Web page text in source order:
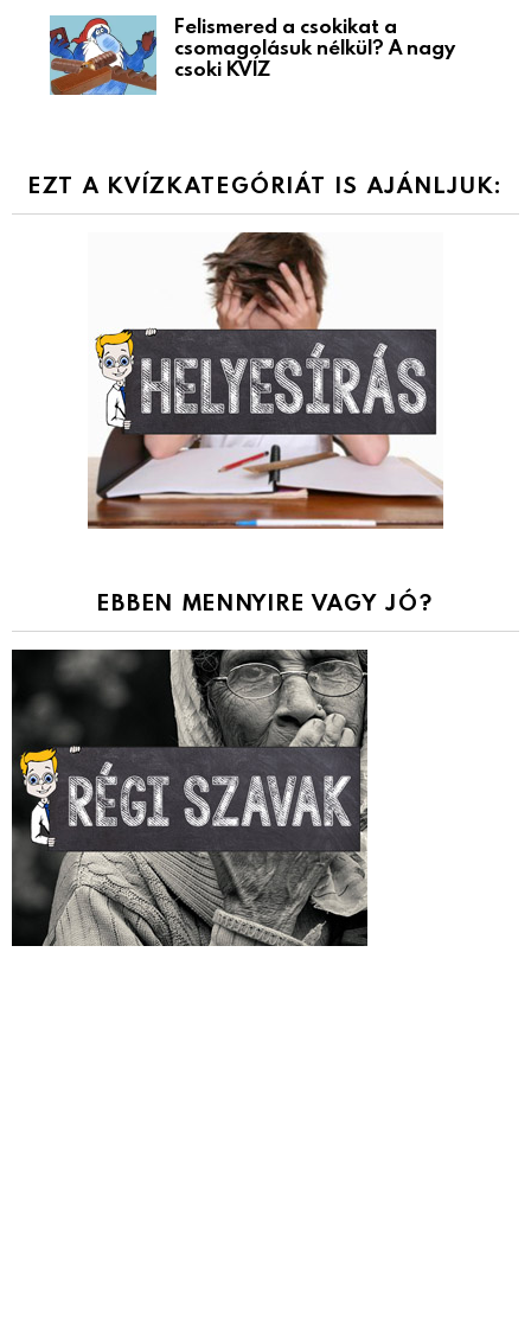
Felismered a csokikat a
csomagolásuk nélkül? A nagy
csoki KVÍZ
EZT A KVÍZKATEGÓRIÁT IS AJÁNLJUK:
EBBEN MENNYIRE VAGY JÓ?